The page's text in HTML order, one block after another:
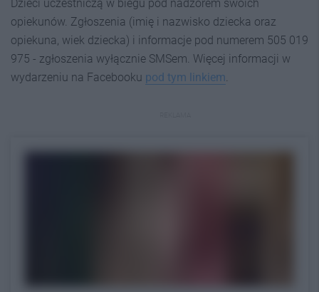
Dzieci uczestniczą w biegu pod nadzorem swoich
opiekunów. Zgłoszenia (imię i nazwisko dziecka oraz
opiekuna, wiek dziecka) i informacje pod numerem 505 019
975 - zgłoszenia wyłącznie SMSem. Więcej informacji w
wydarzeniu na Facebooku pod tym linkiem.